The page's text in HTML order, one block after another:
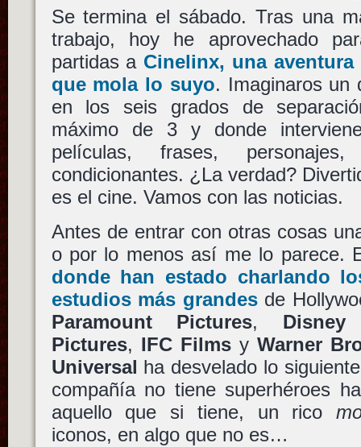
Se termina el sábado. Tras una
trabajo, hoy he aprovechado
partidas a Cinelinx, una
que mola lo suyo. Imaginaros un
en los seis grados de
máximo de 3 y donde
películas, frases,
condicionantes. ¿La verdad?
es el cine. Vamos con las noticias.
Antes de entrar con otras cosas
o por lo menos así me lo parece.
donde han estado charlando
estudios más grandesde
Paramount Pictures,
Pictures, IFC Filmsy Warner
Universal ha desvelado lo
compañía no tiene superhéroes
aquello que si tiene, un rico
iconos, en algo que no es…